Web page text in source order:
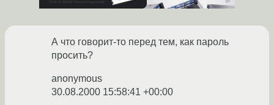
А что говорит-то перед тем, как пароль
просить?
anonymous
30.08.2000 15:58:41 +00:00